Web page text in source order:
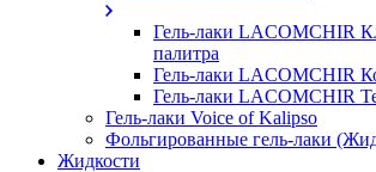
Гель-лаки LACOMCHIR
палитра
Гель-лаки LACOMCHIR
Гель-лаки LACOMCHIR
Гель-лаки Voice of Kalipso
Фольгированные гель-лаки
Жидкости